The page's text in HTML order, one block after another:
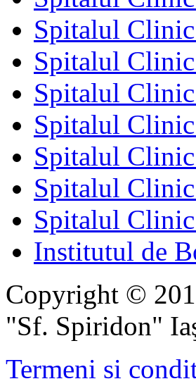
Spitalul
Spitalul Clinic
Spitalul
Spitalul
Spitalul
Spitalul
Spitalul
Institutul de
Copyright ©
"Sf. Spiridon"
Termeni și